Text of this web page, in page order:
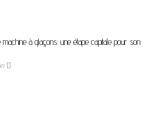
machine à glaçons: une étape capitale pour son